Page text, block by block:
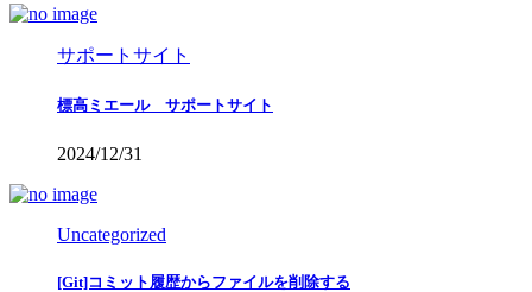
サポートサイト
標高ミエール サポートサイト
2024/12/31
Uncategorized
[Git]コミット履歴からファイルを削除する